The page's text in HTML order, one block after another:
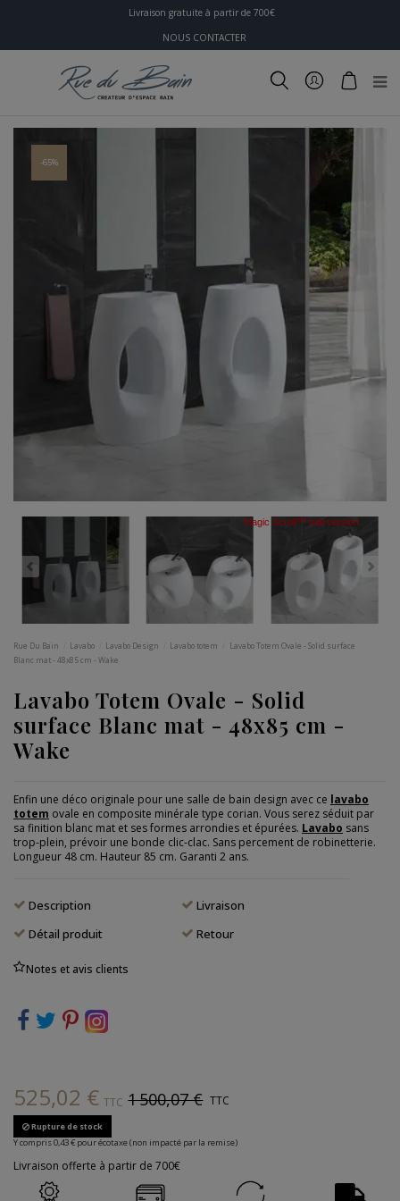
Livraison gratuite à partir de 700€
NOUS CONTACTER
-65%
Magic Scroll™ trial version
Rue Du Bain Lavabo Lavabo Design Lavabo totem
Lavabo Totem Ovale - Solid surface
Blanc mat - 48x85 cm - Wake
Lavabo Totem Ovale - Solid
surface Blanc mat - 48x85 cm -
Wake
Enfin une déco originale pour une salle de bain design avec ce lavabo
totem ovale en composite minérale type corian. Vous serez séduit par
sa finition blanc mat et ses formes arrondies et épurées. Lavabo sans
trop-plein, prévoir une bonde clic-clac. Sans percement de robinetterie.
Longueur 48 cm. Hauteur 85 cm. Garanti 2 ans.
Description
Détail produit
Notes et avis clients
Livraison
Retour
525,02 € TTC 1 500,07 € TTC
Rupture de stock
Y compris 0,43 € pour écotaxe (non impacté par la remise)
Livraison offerte à partir de 700€